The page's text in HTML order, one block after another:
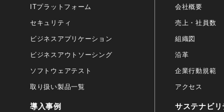
ITプラットフォーム
セキュリティ
ビジネスアプリケーション
ビジネスアウトソーシング
ソフトウェアテスト
取り扱い製品一覧
導入事例
会社概要
売上・社員数
組織図
沿革
企業行動規範
アクセス
サステナビリ